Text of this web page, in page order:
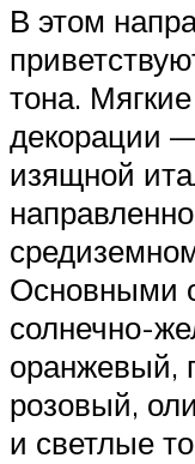
В этом
тона.
декорации
изящной
Основными
солнечно-
оранжевый,
розовый,
и светлые